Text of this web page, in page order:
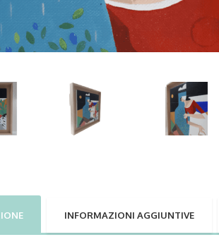
INFORMAZIONI AGGIUNTIVE